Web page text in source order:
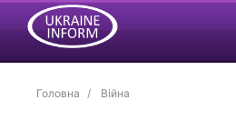
Головна Війна